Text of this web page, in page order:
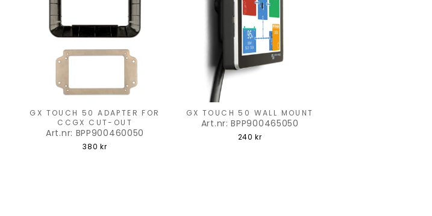
GX TOUCH 50 ADAPTER FOR
CCGX CUT-OUT
Art.nr: BPP900460050
380 kr
GX TOUCH 50 WALL MOUNT
Art.nr: BPP900465050
240 kr